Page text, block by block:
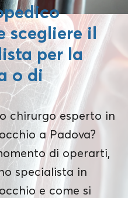
scegliere il
per la
o di
chirurgo esperto in
a Padova?
di operarti,
specialista in
e come si